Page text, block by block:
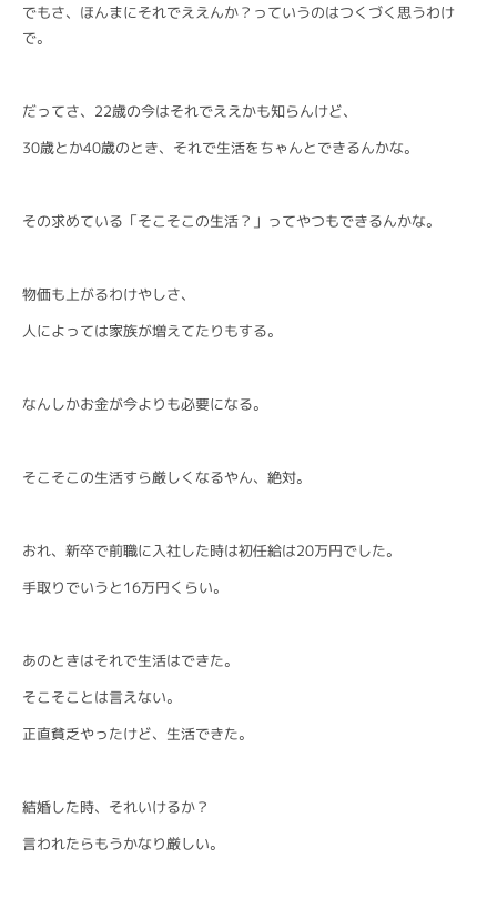
でもさ、ほんまにそれでええんか？っていうのはつくづく思うわけ
で。
だってさ、22歳の今はそれでええかも知らんけど、
30歳とか40歳のとき、それで生活をちゃんとできるんかな。
その求めている「そこそこの生活？」ってやつもできるんかな。
物価も上がるわけやしさ、
人によっては家族が増えてたりもする。
なんしかお金が今よりも必要になる。
そこそこの生活すら厳しくなるやん、絶対。
おれ、新卒で前職に入社した時は初任給は20万円でした。
手取りでいうと16万円くらい。
あのときはそれで生活はできた。
そこそことは言えない。
正直貧乏やったけど、生活できた。
結婚した時、それいけるか？
言われたらもうかなり厳しい。